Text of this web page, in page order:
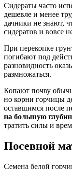
Сидераты часто
дешевле и менее
дачники не знают,
сидератов и вовсе
При перекопке
погибают под
разновидность
размножаться.
Копают почву
но корни горчицы
оставшимся после
на большую
тратить силы и
Посевной
Семена белой